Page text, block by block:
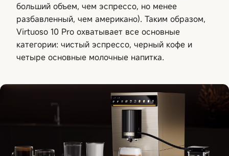
больший объем, чем эспрессо, но менее
разбавленный, чем американо). Таким образом,
Virtuoso 10 Pro охватывает все основные
категории: чистый эспрессо, черный кофе и
четыре основные молочные напитка.